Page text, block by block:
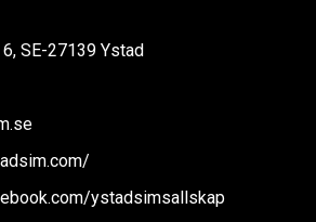
SE-27139 Ystad
ystadsimsallskap